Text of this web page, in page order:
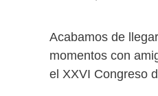
Acabamos de
momentos con
el XXVI Congreso